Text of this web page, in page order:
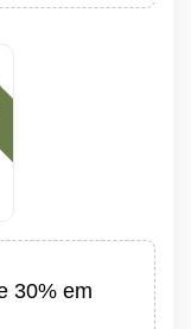
30% em